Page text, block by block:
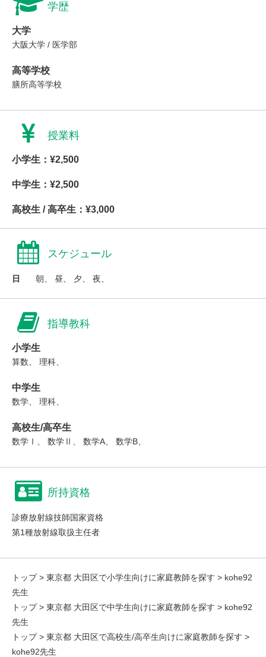
学歴
大学
大阪大学 / 医学部
高等学校
膳所高等学校
授業料
小学生：¥2,500
中学生：¥2,500
高校生 / 高卒生：¥3,000
スケジュール
日 朝、 昼、 夕、 夜、
指導教科
小学生
算数、 理科、
中学生
数学、 理科、
高校生/高卒生
数学Ⅰ、 数学Ⅱ、 数学A、 数学B、
所持資格
診療放射線技師国家資格
第1種放射線取扱主任者
トップ> 東京都 大田区で小学生向けに家庭教師を探す > kohe92
先生
トップ> 東京都 大田区で中学生向けに家庭教師を探す > kohe92
先生
トップ> 東京都 大田区で高校生/高卒生向けに家庭教師を探す >
kohe92先生